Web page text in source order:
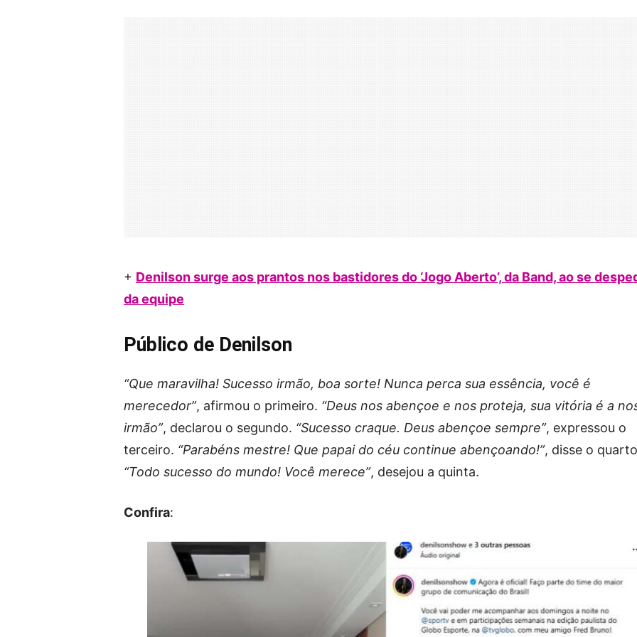
+ Denilson surge aos prantos nos bastidores do ‘Jogo Aberto’, da Band, ao se
da equipe
Público de Denilson
“Que maravilha! Sucesso irmão, boa sorte! Nunca perca sua essência, você é
merecedor”, afirmou o primeiro. “Deus nos abençoe e nos proteja, sua vitória é a
irmão”, declarou o segundo. “Sucesso craque. Deus abençoe sempre”, expressou o
terceiro. “Parabéns mestre! Que papai do céu continue abençoando!”, disse o
“Todo sucesso do mundo! Você merece”, desejou a quinta.
Confira: